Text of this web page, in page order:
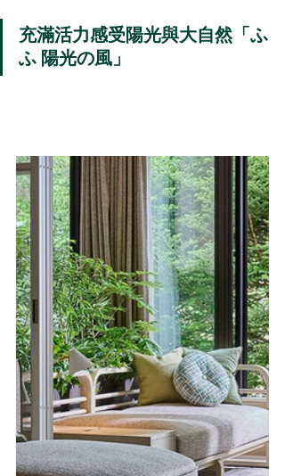
充滿活力感受陽光與大自然 「ふ
ふ 陽光の風 」